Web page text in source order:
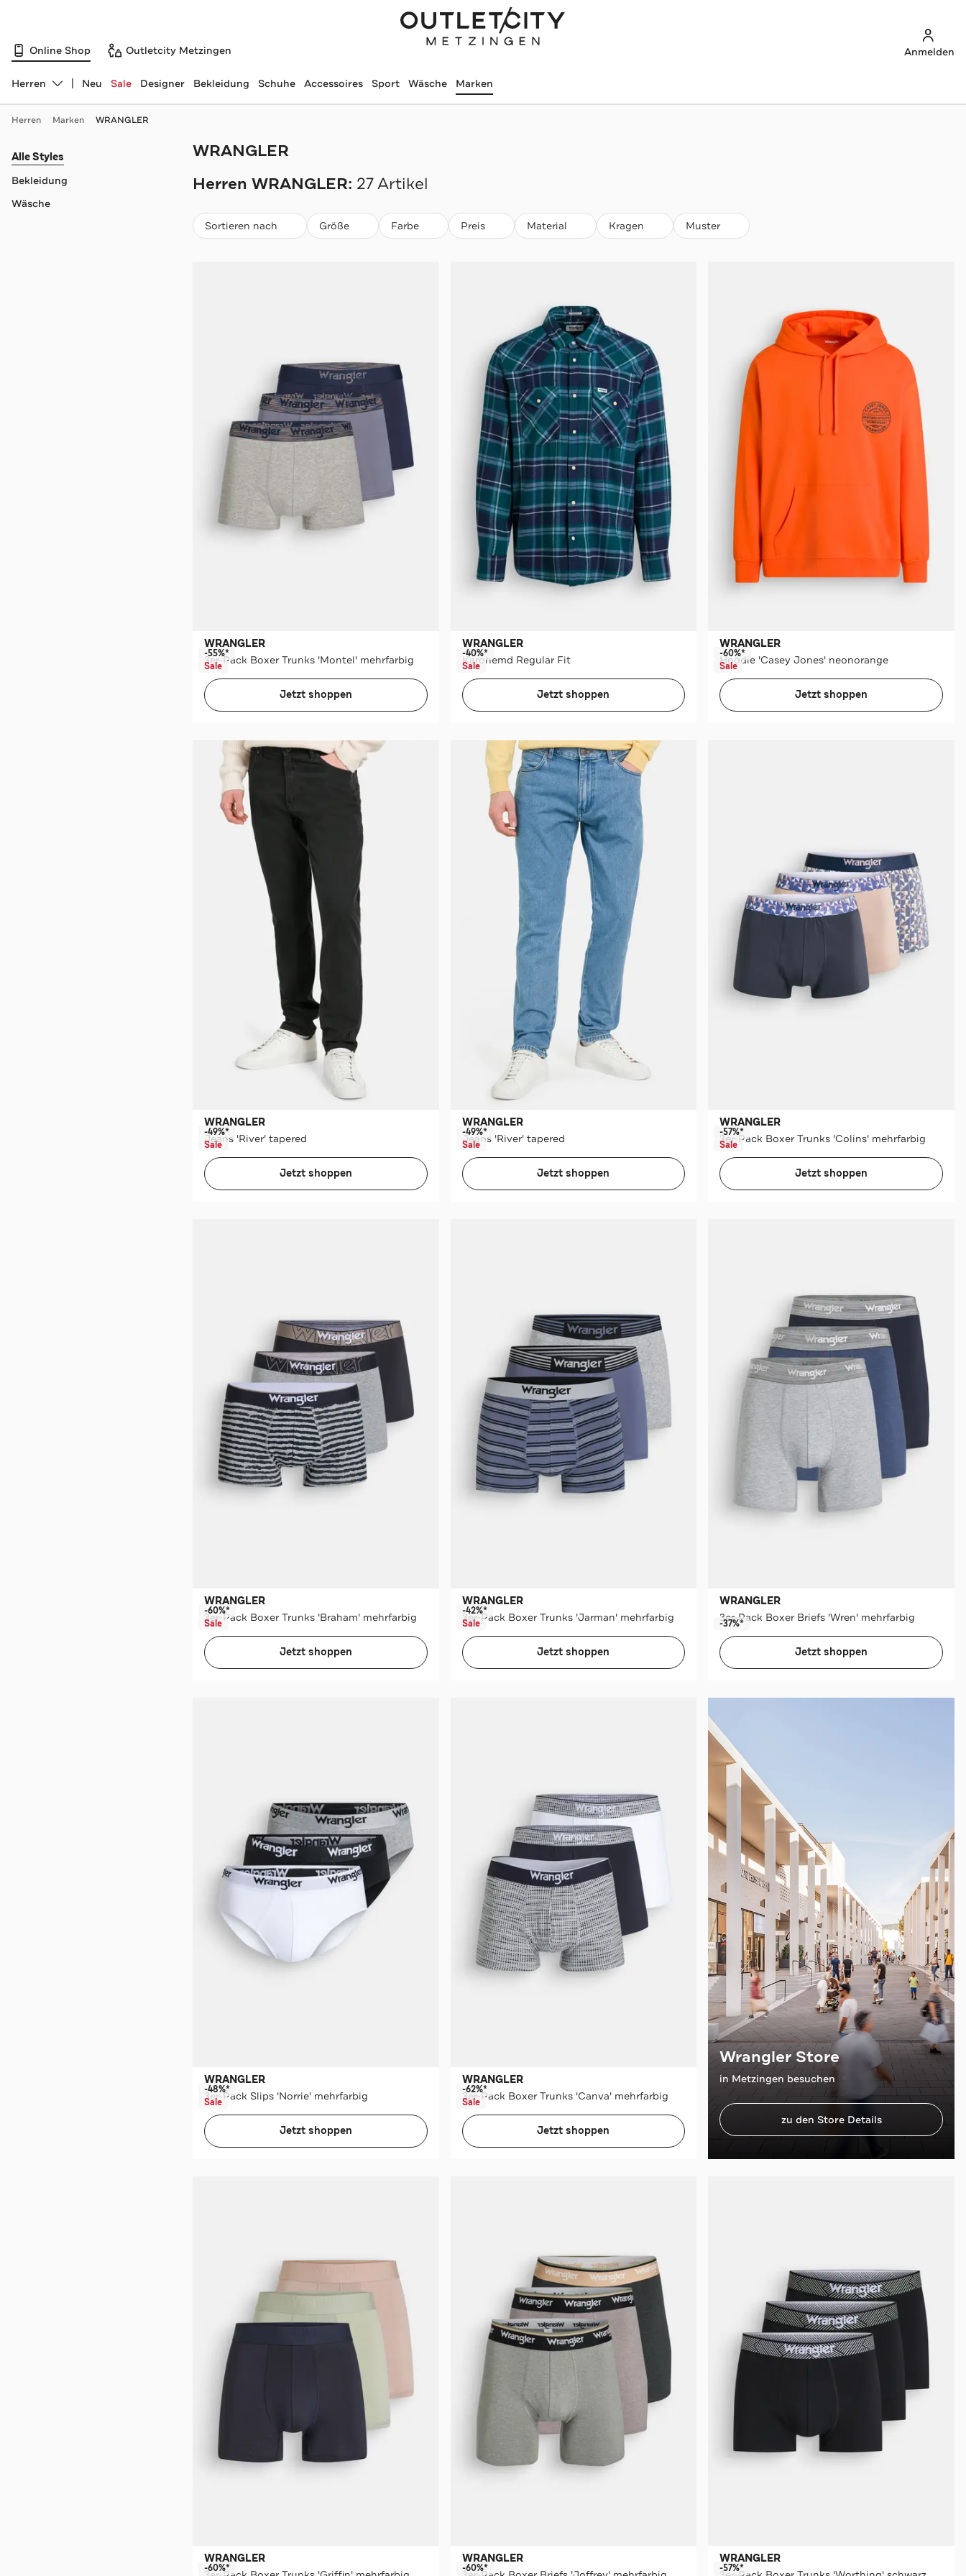
Online Shop Outletcity Metzingen Anmelden
Abteilung ändern, ausgewählt:
Herren Neu Sale Designer Bekleidung Schuhe Accessoires Sport Wäsche Marken
Herren Marken WRANGLER
WRANGLER
Herren WRANGLER: 27 Artikel
Navigation überspringen
Alle Styles
Bekleidung
Wäsche
Sortieren nach
Beliebteste Größe Farbe Preis Material Kragen Muster
WRANGLER
3er-Pack Boxer Trunks 'Montel' mehrfarbig
-55%*
Sale
Jetzt shoppen
WRANGLER
Karohemd Regular Fit
-40%*
Sale
Jetzt shoppen
WRANGLER
Hoodie 'Casey Jones' neonorange
-60%*
Sale
Jetzt shoppen
WRANGLER
Jeans 'River' tapered
-49%*
Sale
Jetzt shoppen
WRANGLER
Jeans 'River' tapered
-49%*
Sale
Jetzt shoppen
WRANGLER
3er-Pack Boxer Trunks 'Colins' mehrfarbig
-57%*
Sale
Jetzt shoppen
WRANGLER
3er-Pack Boxer Trunks 'Braham' mehrfarbig
-60%*
Sale
Jetzt shoppen
WRANGLER
3er-Pack Boxer Trunks 'Jarman' mehrfarbig
-42%*
Sale
Jetzt shoppen
WRANGLER
3er-Pack Boxer Briefs 'Wren' mehrfarbig
-37%*
Jetzt shoppen
WRANGLER
3er-Pack Slips 'Norrie' mehrfarbig
-48%*
Sale
Jetzt shoppen
WRANGLER
3er-Pack Boxer Trunks 'Canva' mehrfarbig
-62%*
Sale
Jetzt shoppen
WRANGLER
-60%*
WRANGLER
-60%*
WRANGLER
-57%*
Wrangler Store
in Metzingen besuchen
zu den Store Details